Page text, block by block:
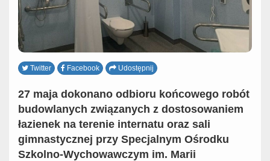
Twitter Facebook Udostępnij
27 maja dokonano odbioru końcowego robót
budowlanych związanych z dostosowaniem
łazienek na terenie internatu oraz sali
gimnastycznej przy Specjalnym Ośrodku
Szkolno-Wychowawczym im. Marii